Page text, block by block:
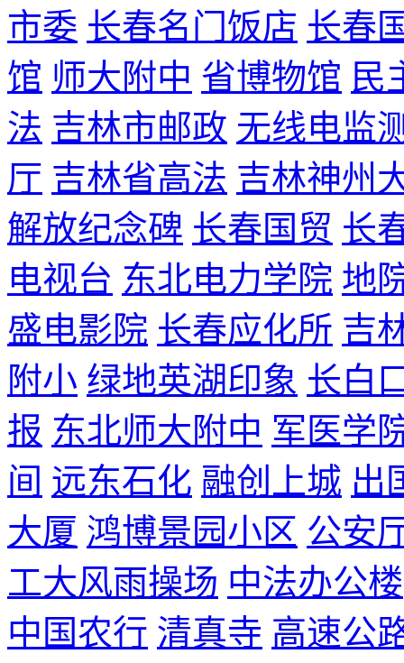
市委 长春名门饭店 长春
馆 师大附中 省博物馆 民
法 吉林市邮政 无线电监
厅 吉林省高法 吉林神州
解放纪念碑 长春国贸 长
电视台 东北电力学院 地
盛电影院 长春应化所 吉
附小 绿地英湖印象 长白
报 东北师大附中 军医学
间 远东石化 融创上城 出
大厦 鸿博景园小区 公安
工大风雨操场 中法办公楼
中国农行 清真寺 高速公